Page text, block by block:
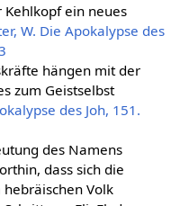
ein neues
W. Die Apokalypse des
hängen mit der
zum Geistselbst
des Joh, 151.
des Namens
dass sich die
Volk